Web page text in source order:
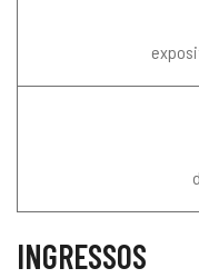
INGRESSOS